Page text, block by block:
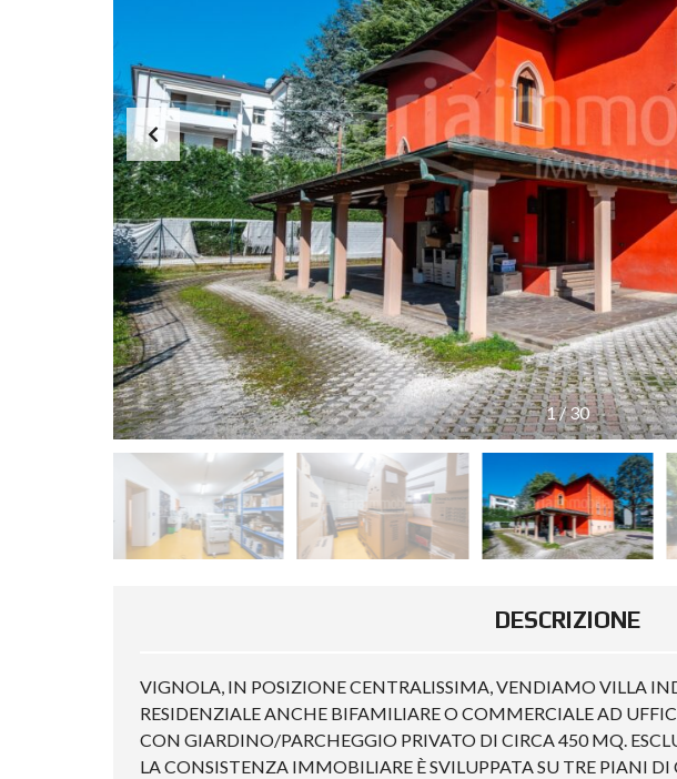
1/30
DESCRIZIONE
VIGNOLA, IN POSIZIONE CENTRALISSIMA, VENDIAMO VILLA
RESIDENZIALE ANCHE BIFAMILIARE O COMMERCIALE AD
CON GIARDINO/PARCHEGGIO PRIVATO DI CIRCA 450 MQ.
LA CONSISTENZA IMMOBILIARE È SVILUPPATA SU TRE PIANI